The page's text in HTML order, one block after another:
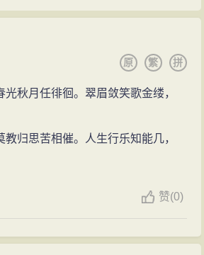
拼
繁
原
秋月任徘徊。翠眉敛笑歌金缕，
归思苦相催。人生行乐知能几，
赞(0)